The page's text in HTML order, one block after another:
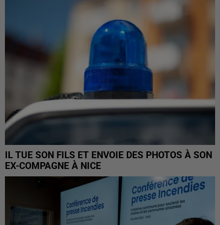
IL TUE SON FILS ET ENVOIE DES PHOTOS À SON
EX-COMPAGNE À NICE